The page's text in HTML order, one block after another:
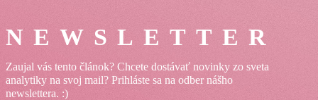
NEWSLETTER
Zaujal vás tento článok? Chcete dostávať novinky zo sveta
analytiky na svoj mail? Prihláste sa na odber nášho
newslettera. :)